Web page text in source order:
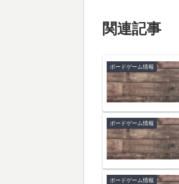
関連記事
ボードゲーム情報
ボードゲーム情報
ボードゲーム情報